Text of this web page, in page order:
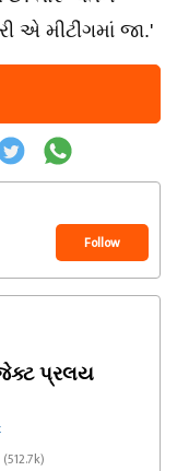
એ મીટીંગમાં જા.'
Follow
પ્રલય
(512.7k)